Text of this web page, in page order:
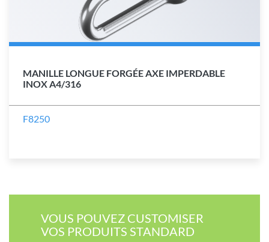
MANILLE LONGUE FORGÉE AXE IMPERDABLE
INOX A4/316
F8250
VOUS POUVEZ CUSTOMISER​
VOS PRODUITS STANDARD